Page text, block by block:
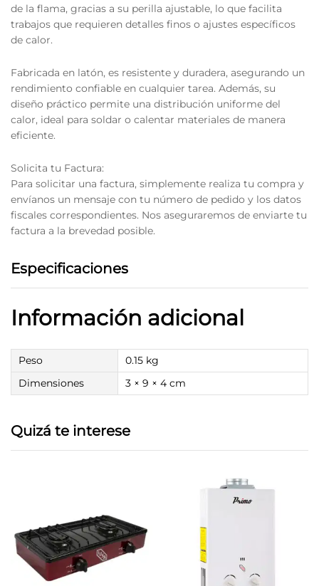
de la flama, gracias a su perilla ajustable, lo que facilita
trabajos que requieren detalles finos o ajustes específicos
de calor.
Fabricada en latón, es resistente y duradera, asegurando un
rendimiento confiable en cualquier tarea. Además, su
diseño práctico permite una distribución uniforme del
calor, ideal para soldar o calentar materiales de manera
eficiente.
Solicita tu Factura:
Para solicitar una factura, simplemente realiza tu compra y
envíanos un mensaje con tu número de pedido y los datos
fiscales correspondientes. Nos aseguraremos de enviarte tu
factura a la brevedad posible.
Especificaciones
Información adicional
Peso
0.15 kg
Dimensiones
3 × 9 × 4 cm
Quizá te interese